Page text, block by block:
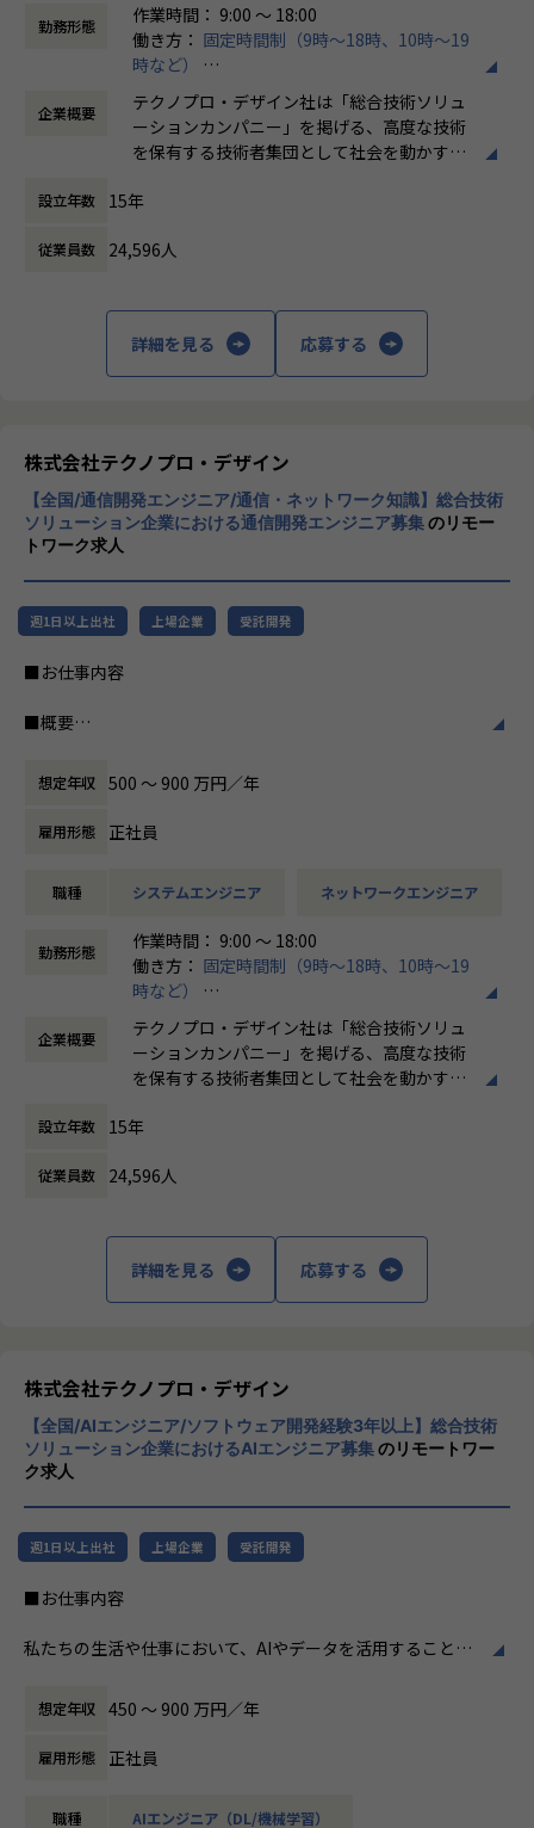
③製品設計や生産の効率化や標準化を含んだコンサルティン
④CAE解析研修サービス
【プロジェクト例】
・振動計測システムのデータ解析/測定立会い/セットアップ
品質確認、システムの合理化、制御アルゴリズムの検討
・車両全体の衝突解析に関するアセスメント業務 ・自動車構
計画の立案 ・衝突実験の結果からの考察
・設計部門へのフィードバックと一連の流れを実施する ・付
随するレポートの作成
【業務の変更の範囲】
会社の定める業務
勤務形態
作業時間： 9:00 ～ 18:00
働き方： 固定時間制（9時～18時、10時～19
時など）
時間外労働の有無： 有（月平均20時間）
休憩時間： 60分
企業概要
テクノプロ・デザイン社は「総合技術ソリュ
ーションカンパニー」を掲げる、高度な技術
を保有する技術者集団として社会を動かすこ
に渡ります。いわゆる技術者派遣と呼ばれ
働く場所に関わらない事業支援や最新技術を
用いた研究開発などを行っています。
程プロジェクトの増加といった世の中で技術
者集団として価値提供を行うために、エンジ
ニアが生涯活躍できる環境を考え事業運営を
行っています。
設立年数 15年
従業員数 24,596人
詳細を見る 応募する
株式会社テクノプロ・デザイン
【全国/通信開発エンジニア/通信・ネットワーク知識】総合技術
ソリューション企業における通信開発エンジニア募集のリモー
トワーク求人
週1日以上出社 上場企業 受託開発
■お仕事内容
■概要
インターネットに接続させる技術開発に携わっていただきま
す。
通信基地局機器及び端末の開発における通信制御の回路/制御
ソフトの開発を想定しています。
■想定される業務内容
5G規格スマートフォンの無線設計業務
・アンテナ～RF回路設計、各種測定、シミュレーション
・試作準備、認証試験
・特性改善検討/構造検討
●ソフトウェア
・Linux、Java環境でのアプリケーション詳細設計
・トラブル対応、一次解析、再現試験、データ調査
イベント（スポーツ、エンタテインメント）
自動車（AD/ADAS、車内エンタテインメント、コネクテッ
医療（遠隔医療、バイタルデータ）
レスキュー（事故通報）
【業務の変更の範囲】
想定年収 500 〜 900 万円／年
雇用形態 正社員
職種 システムエンジニア ネットワークエンジニア
勤務形態
作業時間： 9:00 ～ 18:00
働き方： 固定時間制（9時～18時、10時～19
時など）
時間外労働の有無： 有（月平均20時間）
休憩時間： 60分
企業概要
テクノプロ・デザイン社は「総合技術ソリュ
ーションカンパニー」を掲げる、高度な技術
を保有する技術者集団として社会を動かすこ
に渡ります。いわゆる技術者派遣と呼ばれ
働く場所に関わらない事業支援や最新技術を
用いた研究開発などを行っています。
程プロジェクトの増加といった世の中で技術
者集団として価値提供を行うために、エンジ
ニアが生涯活躍できる環境を考え事業運営を
行っています。
設立年数 15年
従業員数 24,596人
詳細を見る 応募する
株式会社テクノプロ・デザイン
【全国/AIエンジニア/ソフトウェア開発経験3年以上】総合技術
ソリューション企業におけるAIエンジニア募集のリモートワー
ク求人
週1日以上出社 上場企業 受託開発
■お仕事内容
私たちの生活や仕事において、AIやデータを活用することが
となりました。
テクノプログループのお客様からも、DX加速や生成AIを中心
とした先端技術の急速な進化、業務・ITの複雑化といった構
造変化に伴うご相談が数多く寄せられています。
用のビジネスを進めてきましたが、その割合も年々増えてお
想定年収 450 〜 900 万円／年
雇用形態 正社員
職種 AIエンジニア（DL/機械学習）